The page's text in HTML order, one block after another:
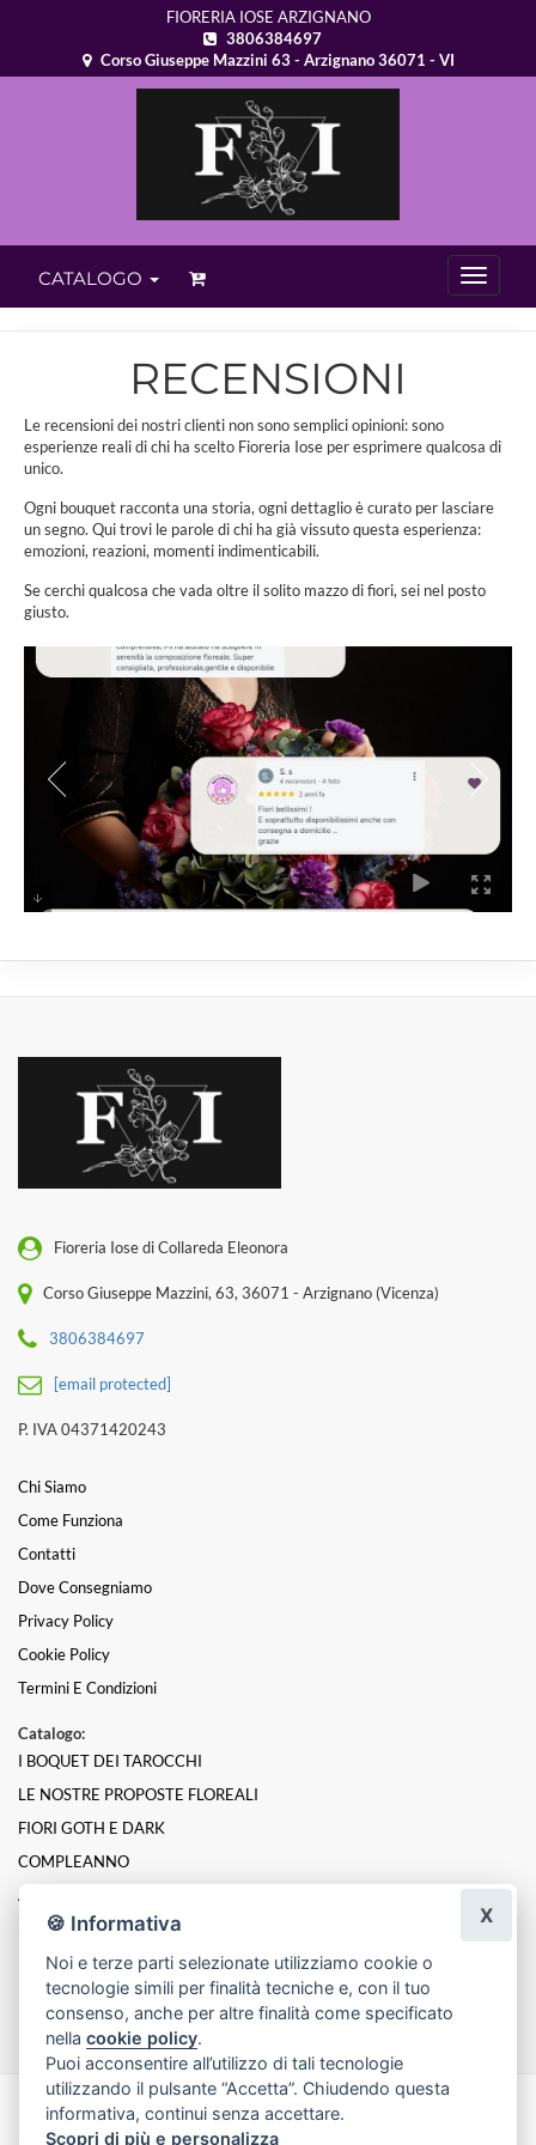
FIORERIA IOSE ARZIGNANO
3806384697
Corso Giuseppe Mazzini 63 - Arzignano 36071 - VI
CATALOGO
RECENSIONI
Le recensioni dei nostri clienti non sono semplici opinioni: sono
esperienze reali di chi ha scelto Fioreria Iose per esprimere qualcosa di
unico.
Ogni bouquet racconta una storia, ogni dettaglio è curato per lasciare
un segno. Qui trovi le parole di chi ha già vissuto questa esperienza:
emozioni, reazioni, momenti indimenticabili.
Se cerchi qualcosa che vada oltre il solito mazzo di fiori, sei nel posto
giusto.
Fioreria Iose di Collareda Eleonora
Corso Giuseppe Mazzini, 63, 36071 - Arzignano (Vicenza)
3806384697
[email protected]
P. IVA 04371420243
Chi Siamo
Come Funziona
Contatti
Dove Consegniamo
Privacy Policy
Cookie Policy
Termini E Condizioni
Catalogo:
I BOQUET DEI TAROCCHI
LE NOSTRE PROPOSTE FLOREALI
FIORI GOTH E DARK
COMPLEANNO
ANNIVERSARIO
PER UN GRAZIE
NASCITA
LAUREA
Made with byInfoser.it- Realizzazione Siti ecommerce per Fioristi
🍪 Informativa
Noi e terze parti selezionate utilizziamo cookie o
tecnologie simili per finalità tecniche e, con il tuo
consenso, anche per altre finalità come specificato
nellacookie policy.
Puoi acconsentire all’utilizzo di tali tecnologie
utilizzando il pulsante “Accetta”. Chiudendo questa
informativa, continui senza accettare.
Scopri di più e personalizza
X